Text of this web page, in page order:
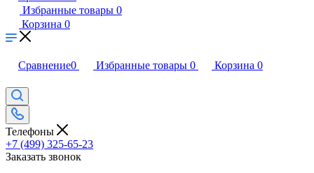
Избранные товары 0
Корзина 0
Сравнение0 Избранные товары 0 Корзина 0
Телефоны
+7 (499) 325-65-23
Заказать звонок